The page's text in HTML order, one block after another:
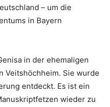
– um die
in Bayern
in der ehemaligen
Veitshöchheim. Sie wurde
entdeckt. Es ist ein
wieder zu